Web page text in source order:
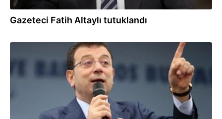
Gazeteci Fatih Altaylı tutuklandı